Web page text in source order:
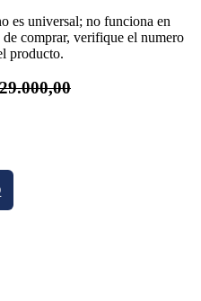
es universal; no funciona en
comprar, verifique el numero
producto.
29.000,00